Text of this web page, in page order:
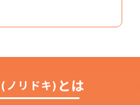
(ノリドキ) とは